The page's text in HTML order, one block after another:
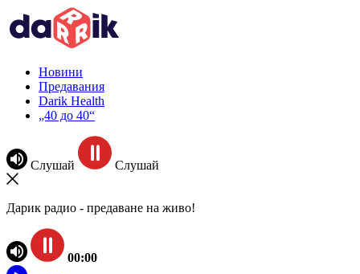
Новини
Предавания
Darik Health
„40 до 40“
Слушай Слушай
Дарик радио - предаване на живо!
00:00